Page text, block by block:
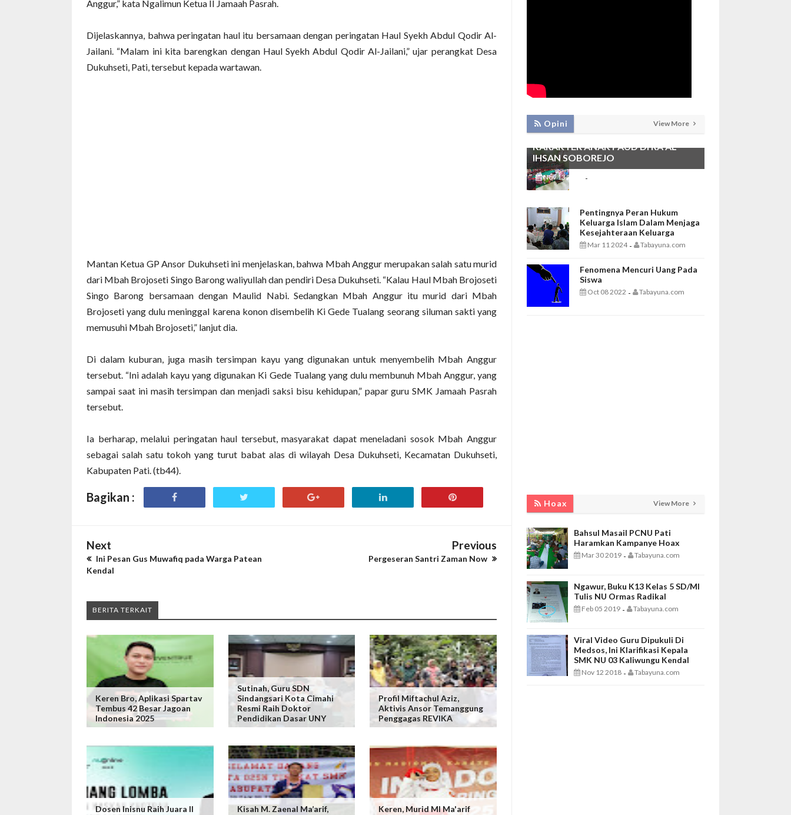
Anggur,” kata Ngalimun Ketua II Jamaah Pasrah.
Dijelaskannya, bahwa peringatan haul itu bersamaan dengan peringatan Haul Syekh Abdul Qodir Al-
Jailani. “Malam ini kita barengkan dengan Haul Syekh Abdul Qodir Al-Jailani,” ujar perangkat Desa
Dukuhseti, Pati, tersebut kepada wartawan.
Mantan Ketua GP Ansor Dukuhseti ini menjelaskan, bahwa Mbah Anggur merupakan salah satu murid
dari Mbah Brojoseti Singo Barong waliyullah dan pendiri Desa Dukuhseti. “Kalau Haul Mbah Brojoseti
Singo Barong bersamaan dengan Maulid Nabi. Sedangkan Mbah Anggur itu murid dari Mbah
Brojoseti yang dulu meninggal karena konon disembelih Ki Gede Tualang seorang siluman sakti yang
memusuhi Mbah Brojoseti,” lanjut dia.
Di dalam kuburan, juga masih tersimpan kayu yang digunakan untuk menyembelih Mbah Anggur
tersebut. “Ini adalah kayu yang digunakan Ki Gede Tualang yang dulu membunuh Mbah Anggur, yang
sampai saat ini masih tersimpan dan menjadi saksi bisu kehidupan,” papar guru SMK Jamaah Pasrah
tersebut.
Ia berharap, melalui peringatan haul tersebut, masyarakat dapat meneladani sosok Mbah Anggur
sebagai salah satu tokoh yang turut babat alas di wilayah Desa Dukuhseti, Kecamatan Dukuhseti,
Kabupaten Pati. (tb44).
Bagikan :
Next
Ini Pesan Gus Muwafiq pada Warga Patean
Kendal
Previous
Pergeseran Santri Zaman Now
BERITA TERKAIT
Keren Bro, Aplikasi Spartav
Tembus 42 Besar Jagoan
Indonesia 2025
Sutinah, Guru SDN
Sindangsari Kota Cimahi
Resmi Raih Doktor
Pendidikan Dasar UNY
Profil Miftachul Aziz,
Aktivis Ansor Temanggung
Penggagas REVIKA
Dosen Inisnu Raih Juara II
Kisah M. Zaenal Ma’arif,
Keren, Murid MI Ma'arif
Opini View More
PEMBIASAAN SHALAT DHUHA DAN
MENGAJI SEBAGAI FONDASI
KARAKTER ANAK PAUD DI RA AL
IHSAN SOBOREJO
Nov 13 2025 -
Pentingnya Peran Hukum
Keluarga Islam Dalam Menjaga
Kesejahteraan Keluarga
Mar 11 2024 - Tabayuna.com
Fenomena Mencuri Uang Pada
Siswa
Oct 08 2022 - Tabayuna.com
Hoax View More
Bahsul Masail PCNU Pati
Haramkan Kampanye Hoax
Mar 30 2019 - Tabayuna.com
Ngawur, Buku K13 Kelas 5 SD/MI
Tulis NU Ormas Radikal
Feb 05 2019 - Tabayuna.com
Viral Video Guru Dipukuli Di
Medsos, Ini Klarifikasi Kepala
SMK NU 03 Kaliwungu Kendal
Nov 12 2018 - Tabayuna.com